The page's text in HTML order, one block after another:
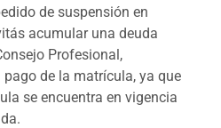
de suspensión en
acumular una deuda
Profesional,
de la matrícula, ya que
se encuentra en vigencia